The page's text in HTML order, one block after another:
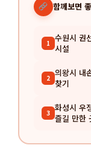
함께보면
1 수원시 권
시설
2 의왕시 내
찾기
3 화성시 우
즐길 만한